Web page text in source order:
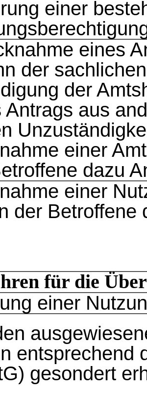
einer
eines
der
der
Antrags aus
einer
dazu
einer
der Betroffene
für die
einer
entsprechend
gesondert